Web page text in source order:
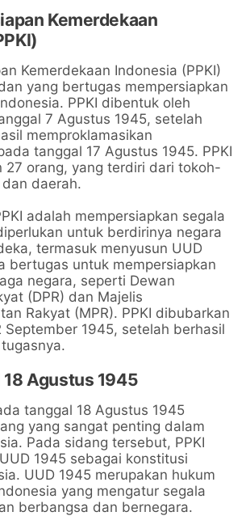
Kemerdekaan
Kemerdekaan Indonesia (PPKI)
yang bertugas mempersiapkan
PPKI dibentuk oleh
7 Agustus 1945, setelah
memproklamasikan
tanggal 17 Agustus 1945. PPKI
27 orang, yang terdiri dari tokoh-
daerah.
adalah mempersiapkan segala
untuk berdirinya negara
termasuk menyusun UUD
bertugas untuk mempersiapkan
negara, seperti Dewan
(DPR) dan Majelis
Rakyat (MPR). PPKI dibubarkan
September 1945, setelah berhasil
18 Agustus 1945
tanggal 18 Agustus 1945
yang sangat penting dalam
Pada sidang tersebut, PPKI
1945 sebagai konstitusi
UUD 1945 merupakan hukum
yang mengatur segala
berbangsa dan bernegara.